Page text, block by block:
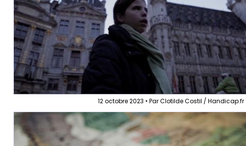
12 octobre 2023 • Par Clotilde Costil / Handicap.fr